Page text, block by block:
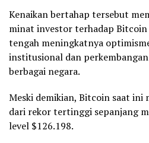
Kenaikan bertahap tersebut
minat investor terhadap
tengah meningkatnya
institusional dan
berbagai negara.
Meski demikian, Bitcoin saat ini
dari rekor tertinggi sepanjang
level $126.198.